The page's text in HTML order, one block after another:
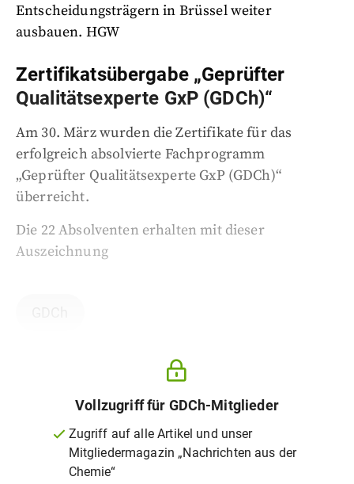
Entscheidungsträgern in Brüssel weiter
ausbauen. HGW
Zertifikatsübergabe „Geprüfter
Qualitätsexperte GxP (GDCh)“
Am 30. März wurden die Zertifikate für das
erfolgreich absolvierte Fachprogramm
„Geprüfter Qualitätsexperte GxP (GDCh)“
überreicht.
Die 22 Absolventen erhalten mit dieser
Auszeichnung
Vollzugriff für GDCh-Mitglieder
Zugriff auf alle Artikel und unser
Mitgliedermagazin „Nachrichten aus der
Chemie“